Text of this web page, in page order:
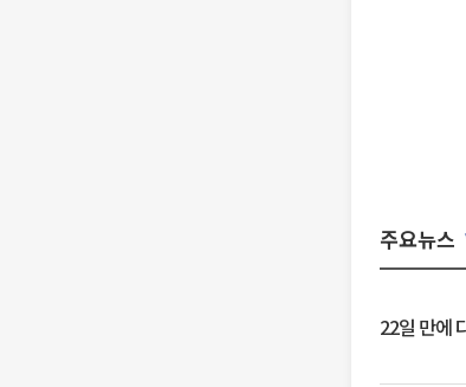
주요뉴스
22일 만에